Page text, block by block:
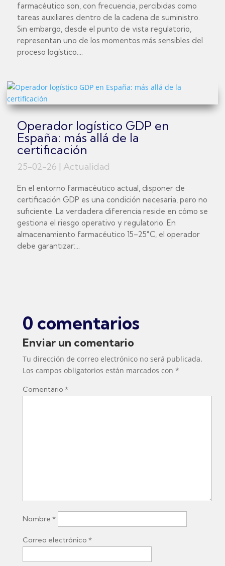
farmacéutico son, con frecuencia, percibidas como
tareas auxiliares dentro de la cadena de suministro.
Sin embargo, desde el punto de vista regulatorio,
representan uno de los momentos más sensibles del
proceso logístico....
Operador logístico GDP en
España: más allá de la
certificación
25-02-26 | Actualidad
En el entorno farmacéutico actual, disponer de
certificación GDP es una condición necesaria, pero no
suficiente. La verdadera diferencia reside en cómo se
gestiona el riesgo operativo y regulatorio. En
almacenamiento farmacéutico 15–25°C, el operador
debe garantizar:...
0 comentarios
Enviar un comentario
Tu dirección de correo electrónico no será publicada.
Los campos obligatorios están marcados con *
Comentario *
Nombre *
Correo electrónico *